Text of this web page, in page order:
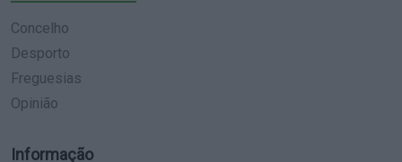
Concelho
Desporto
Freguesias
Opinião
Informação